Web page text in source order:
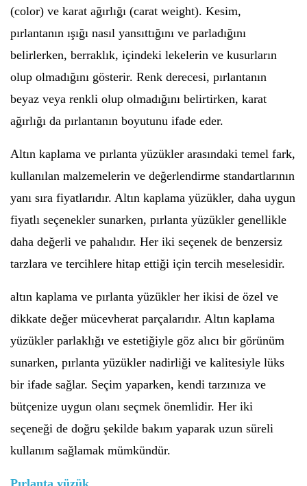
(color) ve karat ağırlığı (carat weight). Kesim,
pırlantanın ışığı nasıl yansıttığını ve parladığını
belirlerken, berraklık, içindeki lekelerin ve kusurların
olup olmadığını gösterir. Renk derecesi, pırlantanın
beyaz veya renkli olup olmadığını belirtirken, karat
ağırlığı da pırlantanın boyutunu ifade eder.
Altın kaplama ve pırlanta yüzükler arasındaki temel fark,
kullanılan malzemelerin ve değerlendirme standartlarının
yanı sıra fiyatlarıdır. Altın kaplama yüzükler, daha uygun
fiyatlı seçenekler sunarken, pırlanta yüzükler genellikle
daha değerli ve pahalıdır. Her iki seçenek de benzersiz
tarzlara ve tercihlere hitap ettiği için tercih meselesidir.
altın kaplama ve pırlanta yüzükler her ikisi de özel ve
dikkate değer mücevherat parçalarıdır. Altın kaplama
yüzükler parlaklığı ve estetiğiyle göz alıcı bir görünüm
sunarken, pırlanta yüzükler nadirliği ve kalitesiyle lüks
bir ifade sağlar. Seçim yaparken, kendi tarzınıza ve
bütçenize uygun olanı seçmek önemlidir. Her iki
seçeneği de doğru şekilde bakım yaparak uzun süreli
kullanım sağlamak mümkündür.
Pırlanta yüzük